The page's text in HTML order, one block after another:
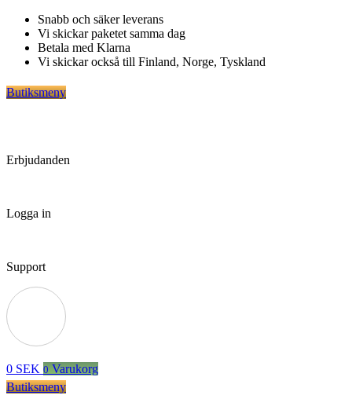
Hoppa
innehåll
Snabb och säker leverans
Vi skickar paketet samma dag
Betala med Klarna
Vi skickar också till Finland, Norge, Tyskland
Butiksmeny
Erbjudanden
Logga in
Support
0 SEK 0 Varukorg
Butiksmeny